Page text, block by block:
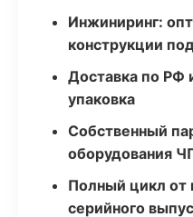
Инжиниринг:
конструкции
Доставка по РФ
упаковка
Собственный
оборудования
Полный цикл от
серийного